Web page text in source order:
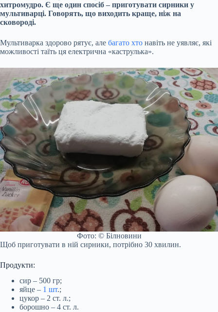
хитромудро. Є ще один спосіб – приготувати сирники у
мультиварці. Говорять, що виходить краще, ніж на
сковороді.
Мультиварка здорово рятує, але багато хто навіть не уявляє, які
можливості таїть ця електрична «каструлька».
Фото: © Білновини
Щоб приготувати в ній сирники, потрібно 30 хвилин.
Продукти:
сир – 500 гр;
яйце – 1 шт.;
цукор – 2 ст. л.;
борошно – 4 ст. л.